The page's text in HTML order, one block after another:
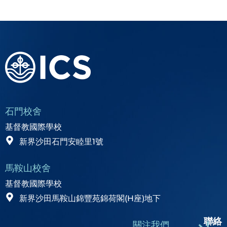
石門校舍
基督教國際學校
新界沙田石門安睦里1號
馬鞍山校舍
基督教國際學校
新界沙田馬鞍山錦豐苑錦荷閣(H座)地下
聯絡
關注我們